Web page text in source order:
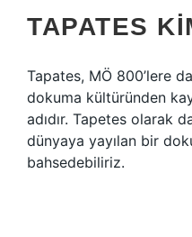
TAPATES
Tapates, MÖ 800’lere
dokuma kültüründen
adıdır. Tapetes olarak
dünyaya yayılan bir
bahsedebiliriz.